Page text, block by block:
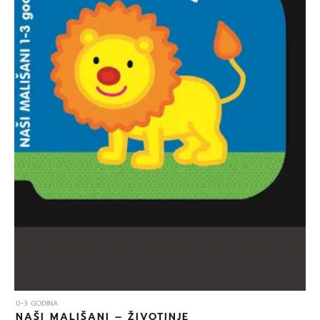
0-3 GODINA
NAŠI MALIŠANI – ŽIVOTINJE